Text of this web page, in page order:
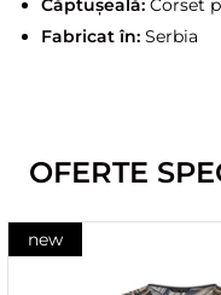
Fabricat în:Serbia
OFERTE
new